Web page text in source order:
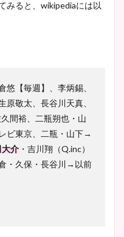
みると、wikipediaには以
悠【毎週】、李炳錫、
原敬太、長谷川天真、
間裕、二瓶朔也・山
ビ東京、二瓶・山下→
介 ・吉川翔（Q.inc）
・久保・長谷川→以前